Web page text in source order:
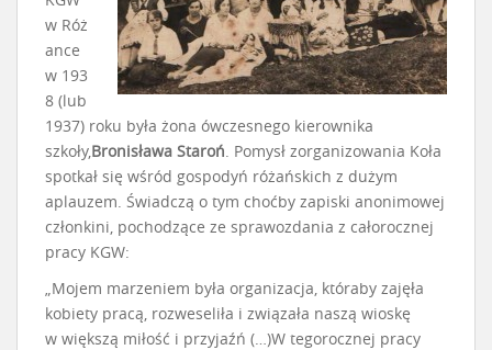
w Róż
ance
w 193
8 (lub
1937) roku była żona ówczesnego kierownika
szkoły,Bronisława Staroń . Pomysł zorganizowania Koła
spotkał się wśród gospodyń różańskich z dużym
aplauzem. Świadczą o tym choćby zapiski anonimowej
członkini, pochodzące ze sprawozdania z całorocznej
pracy KGW:
„Mojem marzeniem była organizacja, któraby zajęła
kobiety pracą, rozweseliła i związała naszą wioskę
w większą miłość i przyjaźń (…)W tegorocznej pracy